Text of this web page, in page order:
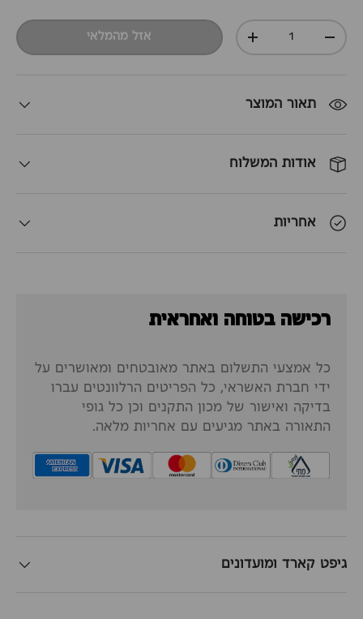
כמות
-
+ אזל מהמלאי
תאור המוצר
אודות המשלוח
אחריות
רכישה בטוחה ואחראית
כל אמצעי התשלום באתר מאובטחים ומאושרים על
ידי חברת האשראי, כל הפריטים הרלוונטים עברו
בדיקה ואישור של מכון התקנים וכן כל גופי
התאורה באתר מגיעים עם אחריות מלאה.
גיפט קארד ומועדונים